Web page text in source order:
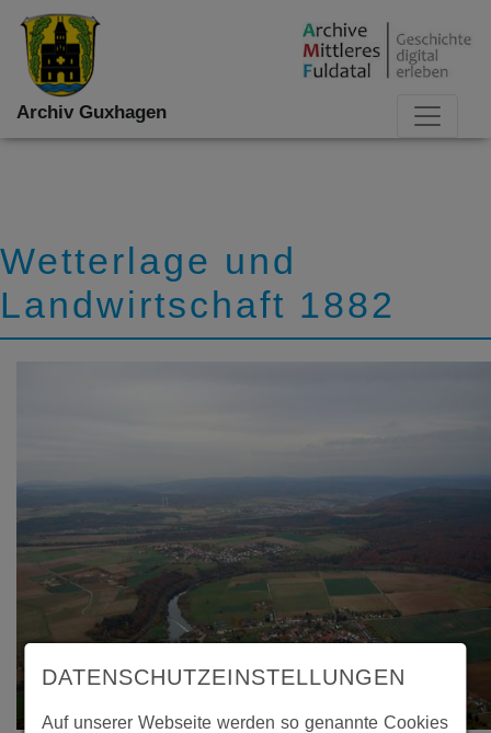
Archiv Guxhagen
Wetterlage und
Landwirtschaft 1882
DATENSCHUTZEINSTELLUNGEN
Auf unserer Webseite werden so genannte Cookies